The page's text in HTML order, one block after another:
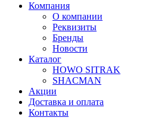
Компания
О компании
Реквизиты
Бренды
Новости
Каталог
HOWO SITRAK
SHACMAN
Акции
Доставка и оплата
Контакты